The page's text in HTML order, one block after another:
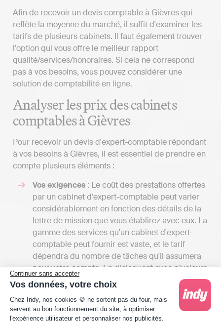
Continuer sans accepter
Vos données, votre choix
Plateforme de Gestion du Consentement :
Chez Indy, nos cookies 🍪 ne sortent pas du four, mais
servent au bon fonctionnement du site, à optimiser
l'expérience utilisateur et personnaliser nos publicités.
Afin de recevoir un devis comptable à Gièvres qui
reflète la moyenne du marché, il suffit d'examiner les
tarifs de plusieurs cabinets. Il faut également trouver
l'option qui vous offre le meilleur rapport
qualité/services/honoraires. Si cela ne correspond
pas à vos besoins, vous pouvez considérer une
solution de comptabilité en ligne.
Analyser les prix des cabinets
comptables à Gièvres
Pour recevoir un devis d'expert-comptable répondant
à vos besoins à Gièvres, il est essentiel de prendre en
compte plusieurs éléments :
Vos exigences : Le coût des prestations offertes
par un cabinet d'expert-comptable peut varier
considérablement en fonction des détails de la
lettre de mission que vous établirez avec eux. La
gamme des services qu'un cabinet d'expert-
comptable peut fournir est vaste, et le tarif
dépendra du nombre de tâches qu'il assumera
pour votre compte. En dialoguant avec plusieurs
professionnels, vous aurez l'opportunité de
recevoir différents devis et de comparer les
coûts par rapport aux services offerts. Cela vous
donnera également une vue d'ensemble des